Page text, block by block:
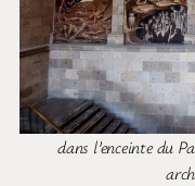
dans l’enceinte du